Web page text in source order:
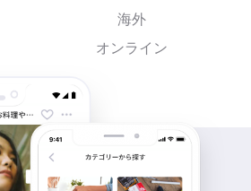
海外
オンライン